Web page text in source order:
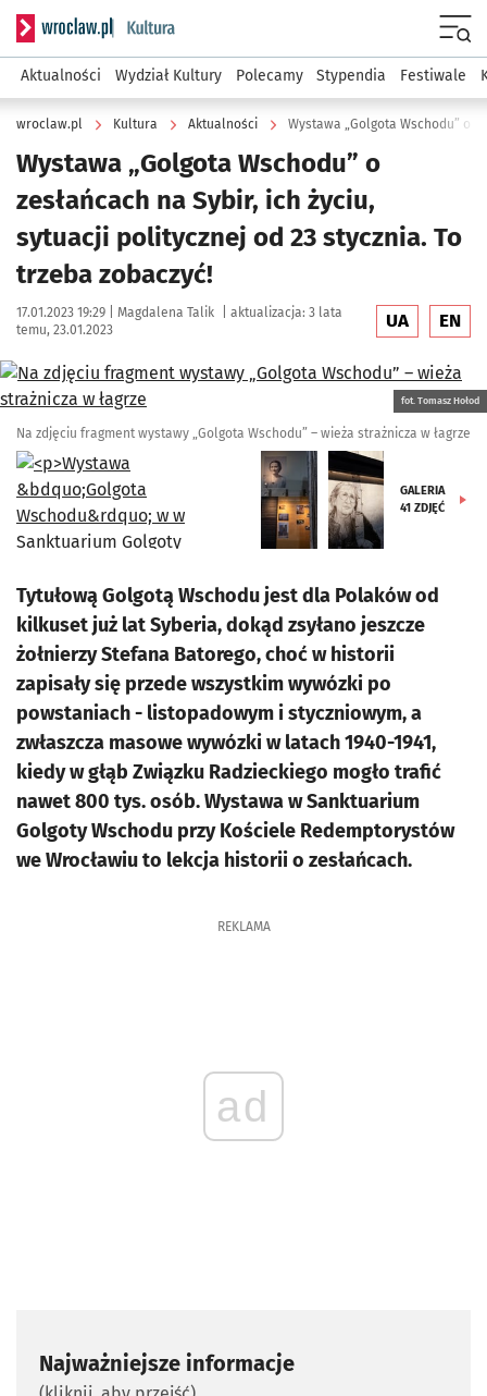
Serwis informacyjny wroclaw.pl podserwis: Kultura
Aktualności Wydział Kultury Polecamy Stypendia Festiwale
wroclaw.pl Kultura Aktualności
Wystawa „Golgota Wschodu” o
zesłańcach na Sybir, ich życiu,
sytuacji politycznej od 23 stycznia. To
trzeba zobaczyć!
Data publikacji:
17.01.2023 19:29 | Autor:
Magdalena Talik aktualizacja: 3 lata
temu, 23.01.2023
UA EN
Kliknij, aby zobaczyć galerię
fot. Tomasz Hołod
Na zdjęciu fragment wystawy „Golgota Wschodu” – wieża strażnicza w łagrze
GALERIA
41 ZDJĘĆ
Tytułową Golgotą Wschodu jest dla Polaków od
kilkuset już lat Syberia, dokąd zsyłano jeszcze
żołnierzy Stefana Batorego, choć w historii
zapisały się przede wszystkim wywózki po
powstaniach - listopadowym i styczniowym, a
zwłaszcza masowe wywózki w latach 1940-1941,
kiedy w głąb Związku Radzieckiego mogło trafić
nawet 800 tys. osób. Wystawa w Sanktuarium
Golgoty Wschodu przy Kościele Redemptorystów
we Wrocławiu to lekcja historii o zesłańcach.
REKLAMA
ad
Najważniejsze informacje